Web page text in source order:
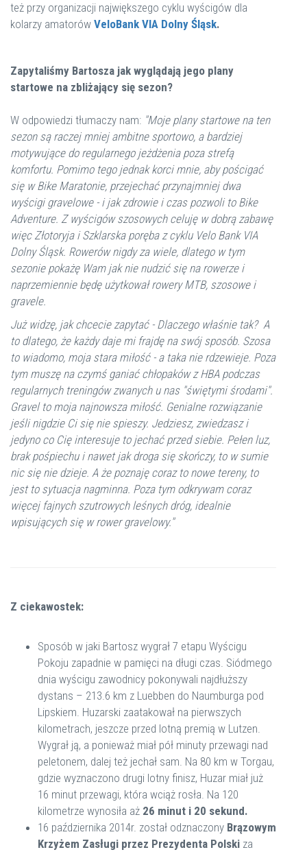
też przy organizacji największego cyklu wyścigów dla
kolarzy amatorów VeloBank VIA Dolny Śląsk.
Zapytaliśmy Bartosza jak wyglądają jego plany
startowe na zbliżający się sezon?
W odpowiedzi tłumaczy nam: "Moje plany startowe na ten
sezon są raczej mniej ambitne sportowo, a bardziej
motywujące do regularnego jeżdżenia poza strefą
komfortu. Pomimo tego jednak korci mnie, aby pościgać
się w Bike Maratonie, przejechać przynajmniej dwa
wyścigi gravelowe - i jak zdrowie i czas pozwoli to Bike
Adventure. Z wyścigów szosowych celuję w dobrą zabawę
więc Złotoryja i Szklarska poręba z cyklu Velo Bank VIA
Dolny Śląsk. Rowerów nigdy za wiele, dlatego w tym
sezonie pokażę Wam jak nie nudzić się na rowerze i
naprzemiennie będę użytkował rowery MTB, szosowe i
gravele.
Już widzę, jak chcecie zapytać - Dlaczego właśnie tak? A
to dlatego, że każdy daje mi frajdę na swój sposób. Szosa
to wiadomo, moja stara miłość - a taka nie rdzewieje. Poza
tym muszę na czymś ganiać chłopaków z HBA podczas
regularnych treningów zwanych u nas "świętymi środami".
Gravel to moja najnowsza miłość. Genialne rozwiązanie
jeśli nigdzie Ci się nie spieszy. Jedziesz, zwiedzasz i
jedyno co Cię interesuje to jechać przed siebie. Pełen luz,
brak pośpiechu i nawet jak droga się skończy, to w sumie
nic się nie dzieje. A że poznaję coraz to nowe tereny, to
jest to sytuacja nagminna. Poza tym odkrywam coraz
więcej fajnych szutrowych leśnych dróg, idealnie
wpisujących się w rower gravelowy."
Z ciekawostek:
Sposób w jaki Bartosz wygrał 7 etapu Wyścigu
Pokoju zapadnie w pamięci na długi czas. Siódmego
dnia wyścigu zawodnicy pokonywali najdłuższy
dystans – 213.6 km z Luebben do Naumburga pod
Lipskiem. Huzarski zaatakował na pierwszych
kilometrach, jeszcze przed lotną premią w Lutzen.
Wygrał ją, a ponieważ miał pół minuty przewagi nad
peletonem, dalej też jechał sam. Na 80 km w Torgau,
gdzie wyznaczono drugi lotny finisz, Huzar miał już
16 minut przewagi, która wciąż rosła. Na 120
kilometrze wynosiła aż 26 minut i 20 sekund.
16 października 2014r. został odznaczony Brązowym
Krzyżem Zasługi przez Prezydenta Polski za